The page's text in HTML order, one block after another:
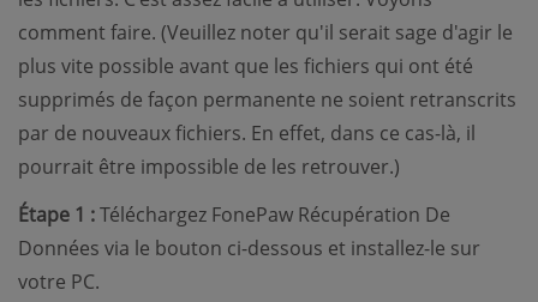
comment faire. (Veuillez noter qu'il serait sage d'agir le
plus vite possible avant que les fichiers qui ont été
supprimés de façon permanente ne soient retranscrits
par de nouveaux fichiers. En effet, dans ce cas-là, il
pourrait être impossible de les retrouver.)
Étape 1 :Téléchargez FonePaw Récupération De
Données via le bouton ci-dessous et installez-le sur
votre PC.